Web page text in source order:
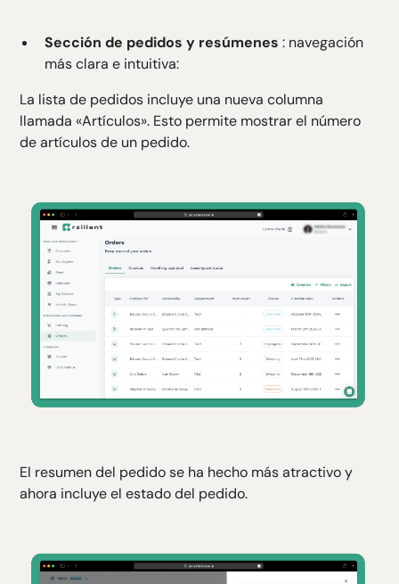
Sección de pedidos y resúmenes : navegación
más clara e intuitiva:
La lista de pedidos incluye una nueva columna
llamada «Artículos». Esto permite mostrar el número
de artículos de un pedido.
El resumen del pedido se ha hecho más atractivo y
ahora incluye el estado del pedido.